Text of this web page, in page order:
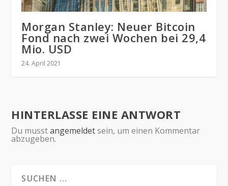
Morgan Stanley: Neuer Bitcoin
Fond nach zwei Wochen bei 29,4
Mio. USD
24. April 2021
HINTERLASSE EINE ANTWORT
Du musstangemeldetsein, um einen Kommentar
abzugeben.